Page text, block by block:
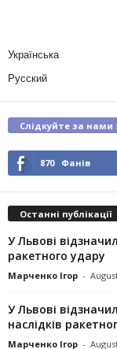
Українська
Русский
Слідкуйте за нами :
870 Фанів
Останні публікації
У Львові
ракетного удару
Марченко Ігор -
У Львові
наслідків
Марченко Ігор -